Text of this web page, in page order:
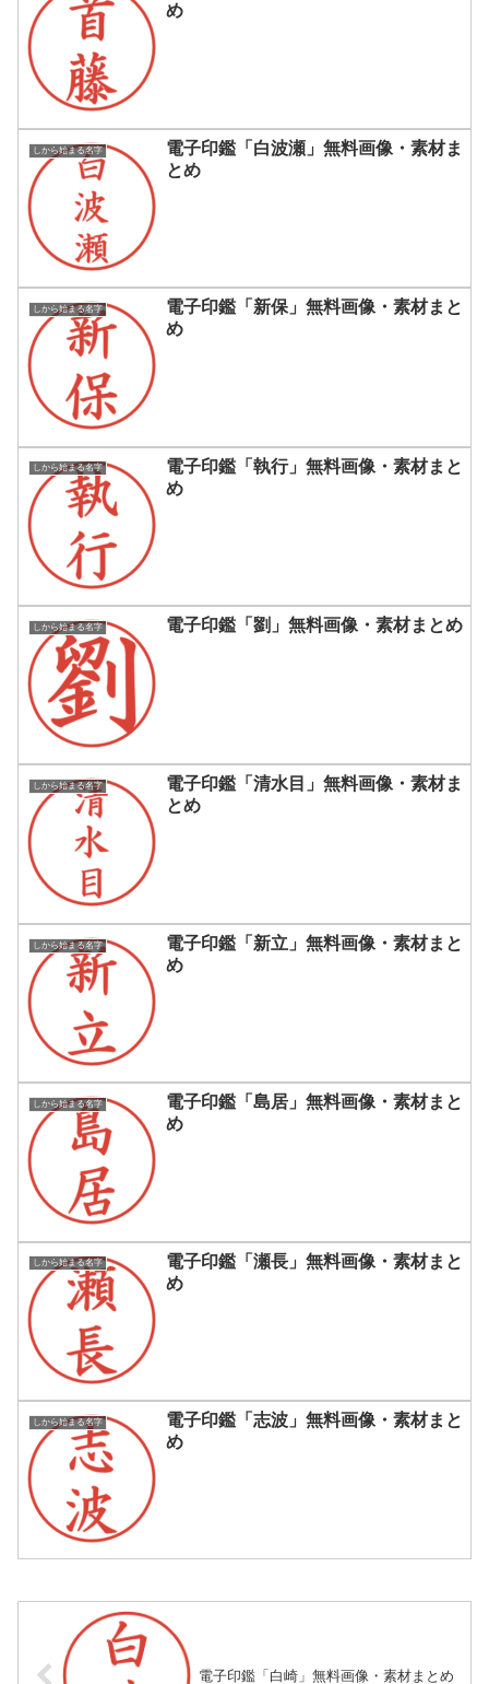
め
しから始まる名字
電子印鑑「白波瀬」無料画像・素材ま
とめ
しから始まる名字
電子印鑑「新保」無料画像・素材まと
め
しから始まる名字
電子印鑑「執行」無料画像・素材まと
め
しから始まる名字 電子印鑑「劉」無料画像・素材まとめ
しから始まる名字
電子印鑑「清水目」無料画像・素材ま
とめ
しから始まる名字
電子印鑑「新立」無料画像・素材まと
め
しから始まる名字
電子印鑑「島居」無料画像・素材まと
め
しから始まる名字
電子印鑑「瀬長」無料画像・素材まと
め
しから始まる名字
電子印鑑「志波」無料画像・素材まと
め
電子印鑑「白崎」無料画像・素材まとめ